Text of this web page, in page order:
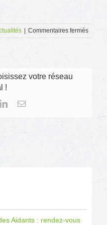
Commentaires ferméssur
La
ligne
votre réseau
!
LinkedInEmail
Aidants : rendez-vous